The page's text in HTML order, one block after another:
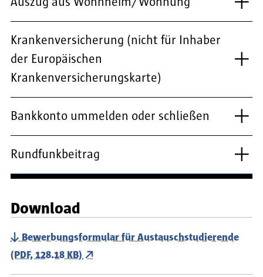
Krankenversicherung (nicht für Inhaber
der Europäischen
Krankenversicherungskarte)
Bankkonto ummelden oder schließen
Rundfunkbeitrag
Download
Bewerbungsformular für Austauschstudierende
(PDF, 128.18 KB)